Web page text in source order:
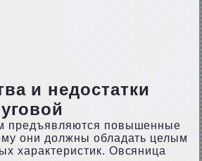
и недостатки
предъявляются повышенные
они должны обладать целым
характеристик. Овсяница